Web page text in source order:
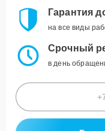
Гарантия
на все виды
Срочный
в день